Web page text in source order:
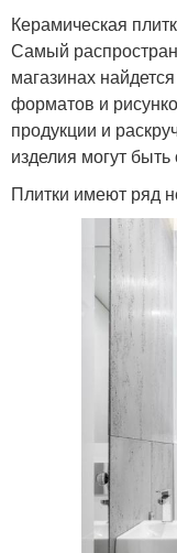
Керамическая
Самый
магазинах
форматов и
продукции и
изделия могут
Плитки имеют ряд